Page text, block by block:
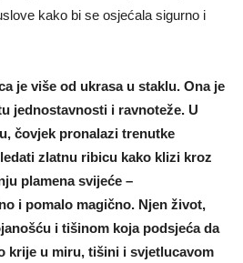
kako bi se osjećala sigurno i
je više od ukrasa u staklu. Ona je
jednostavnosti i ravnoteže. U
čovjek pronalazi trenutke
zlatnu ribicu kako klizi kroz
plamena svijeće –
i pomalo magično. Njen život,
i tišinom koja podsjeća da
krije u miru, tišini i svjetlucavom